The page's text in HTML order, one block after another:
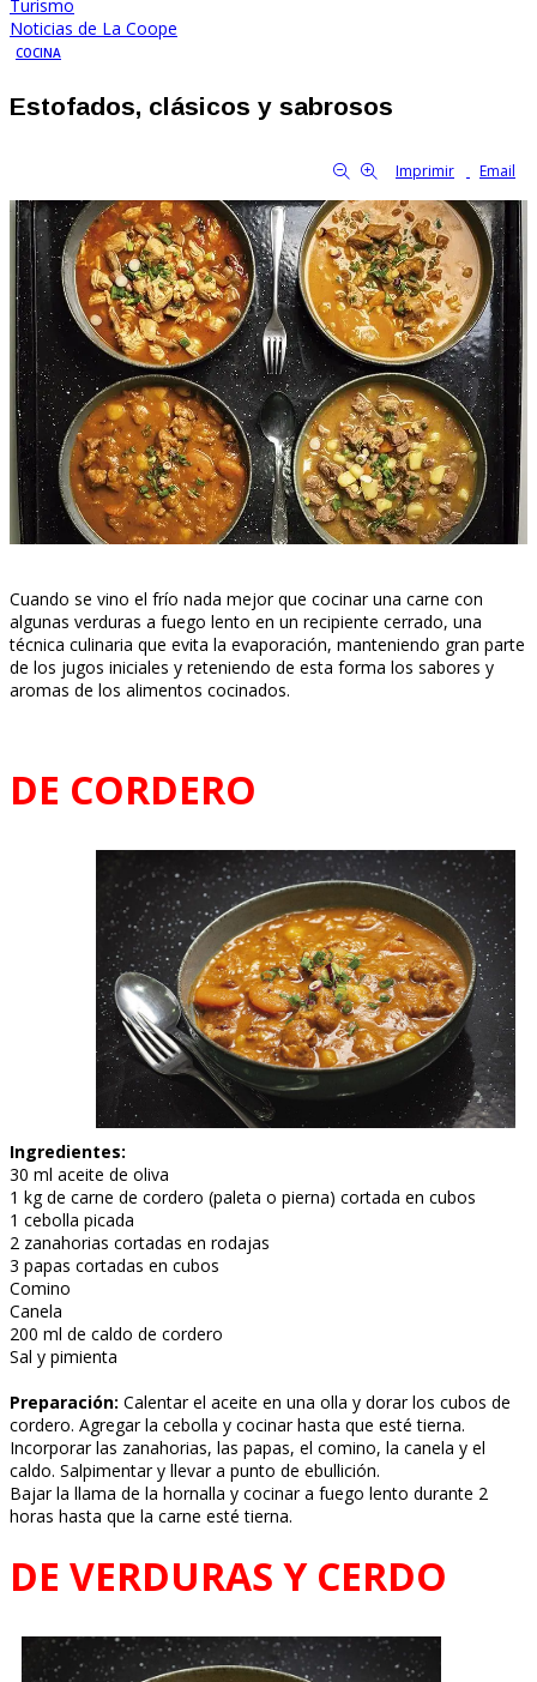
Turismo
Noticias de La Coope
COCINA
Estofados, clásicos y sabrosos
Imprimir Email
Cuando se vino el frío nada mejor que cocinar una carne con
algunas verduras a fuego lento en un recipiente cerrado, una
técnica culinaria que evita la evaporación, manteniendo gran parte
de los jugos iniciales y reteniendo de esta forma los sabores y
aromas de los alimentos cocinados.
DE CORDERO
Ingredientes:
30 ml aceite de oliva
1 kg de carne de cordero (paleta o pierna) cortada en cubos
1 cebolla picada
2 zanahorias cortadas en rodajas
3 papas cortadas en cubos
Comino
Canela
200 ml de caldo de cordero
Sal y pimienta
Preparación: Calentar el aceite en una olla y dorar los cubos de
cordero. Agregar la cebolla y cocinar hasta que esté tierna.
Incorporar las zanahorias, las papas, el comino, la canela y el
caldo. Salpimentar y llevar a punto de ebullición.
Bajar la llama de la hornalla y cocinar a fuego lento durante 2
horas hasta que la carne esté tierna.
DE VERDURAS Y CERDO